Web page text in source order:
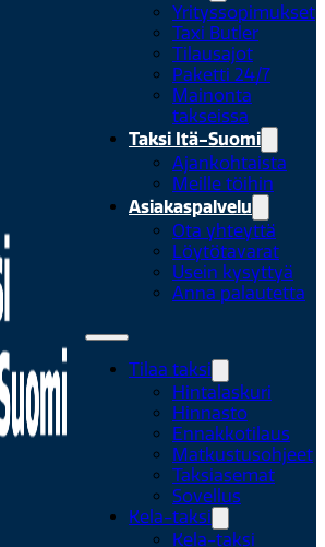
Yrityssopimukset
Taxi Butler
Tilausajot
Paketti 24/7
Mainonta
takseissa
Taksi Itä-Suomi
Ajankohtaista
Meille töihin
Asiakaspalvelu
Ota yhteyttä
Löytötavarat
Usein kysyttyä
Anna palautetta
Tilaa taksi
Hintalaskuri
Hinnasto
Ennakkotilaus
Matkustusohjeet
Taksiasemat
Sovellus
Kela-taksi
Kela-taksi